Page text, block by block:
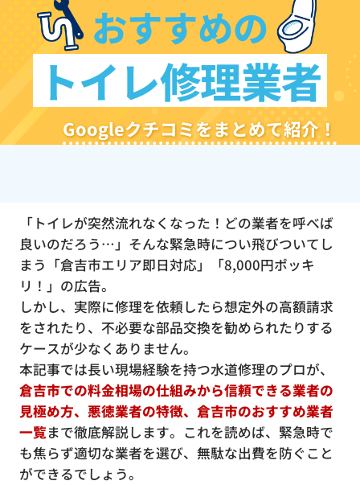
おすすめの
トイレ修理業者
Googleクチコミをまとめて紹介！
「トイレが突然流れなくなった！どの業者を呼べば
良いのだろう…」そんな緊急時につい飛びついてし
まう「倉吉市エリア即日対応」「8,000円ポッキ
リ！」の広告。
しかし、実際に修理を依頼したら想定外の高額請求
をされたり、不必要な部品交換を勧められたりする
ケースが少なくありません。
本記事では長い現場経験を持つ水道修理のプロが、
倉吉市での料金相場の仕組みから信頼できる業者の
見極め方、悪徳業者の特徴、倉吉市のおすすめ業者
一覧まで徹底解説します。これを読めば、緊急時で
も焦らず適切な業者を選び、無駄な出費を防ぐこと
ができるでしょう。